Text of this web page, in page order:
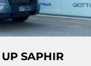
SAPHIR